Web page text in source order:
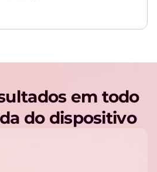
em todo
do dispositivo